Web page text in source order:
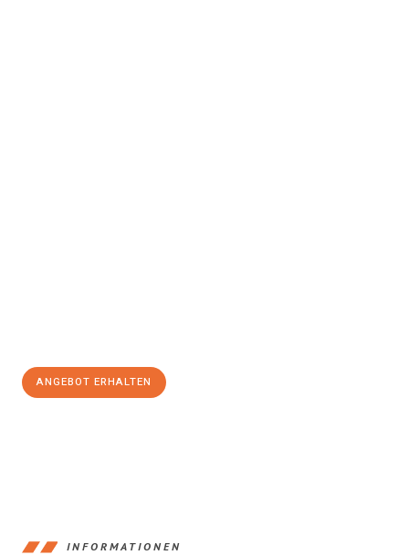
ANGEBOT ERHALTEN
INFORMATIONEN